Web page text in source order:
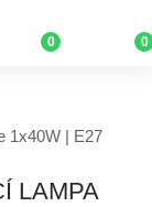
0 0
1x40W | E27
LAMPA